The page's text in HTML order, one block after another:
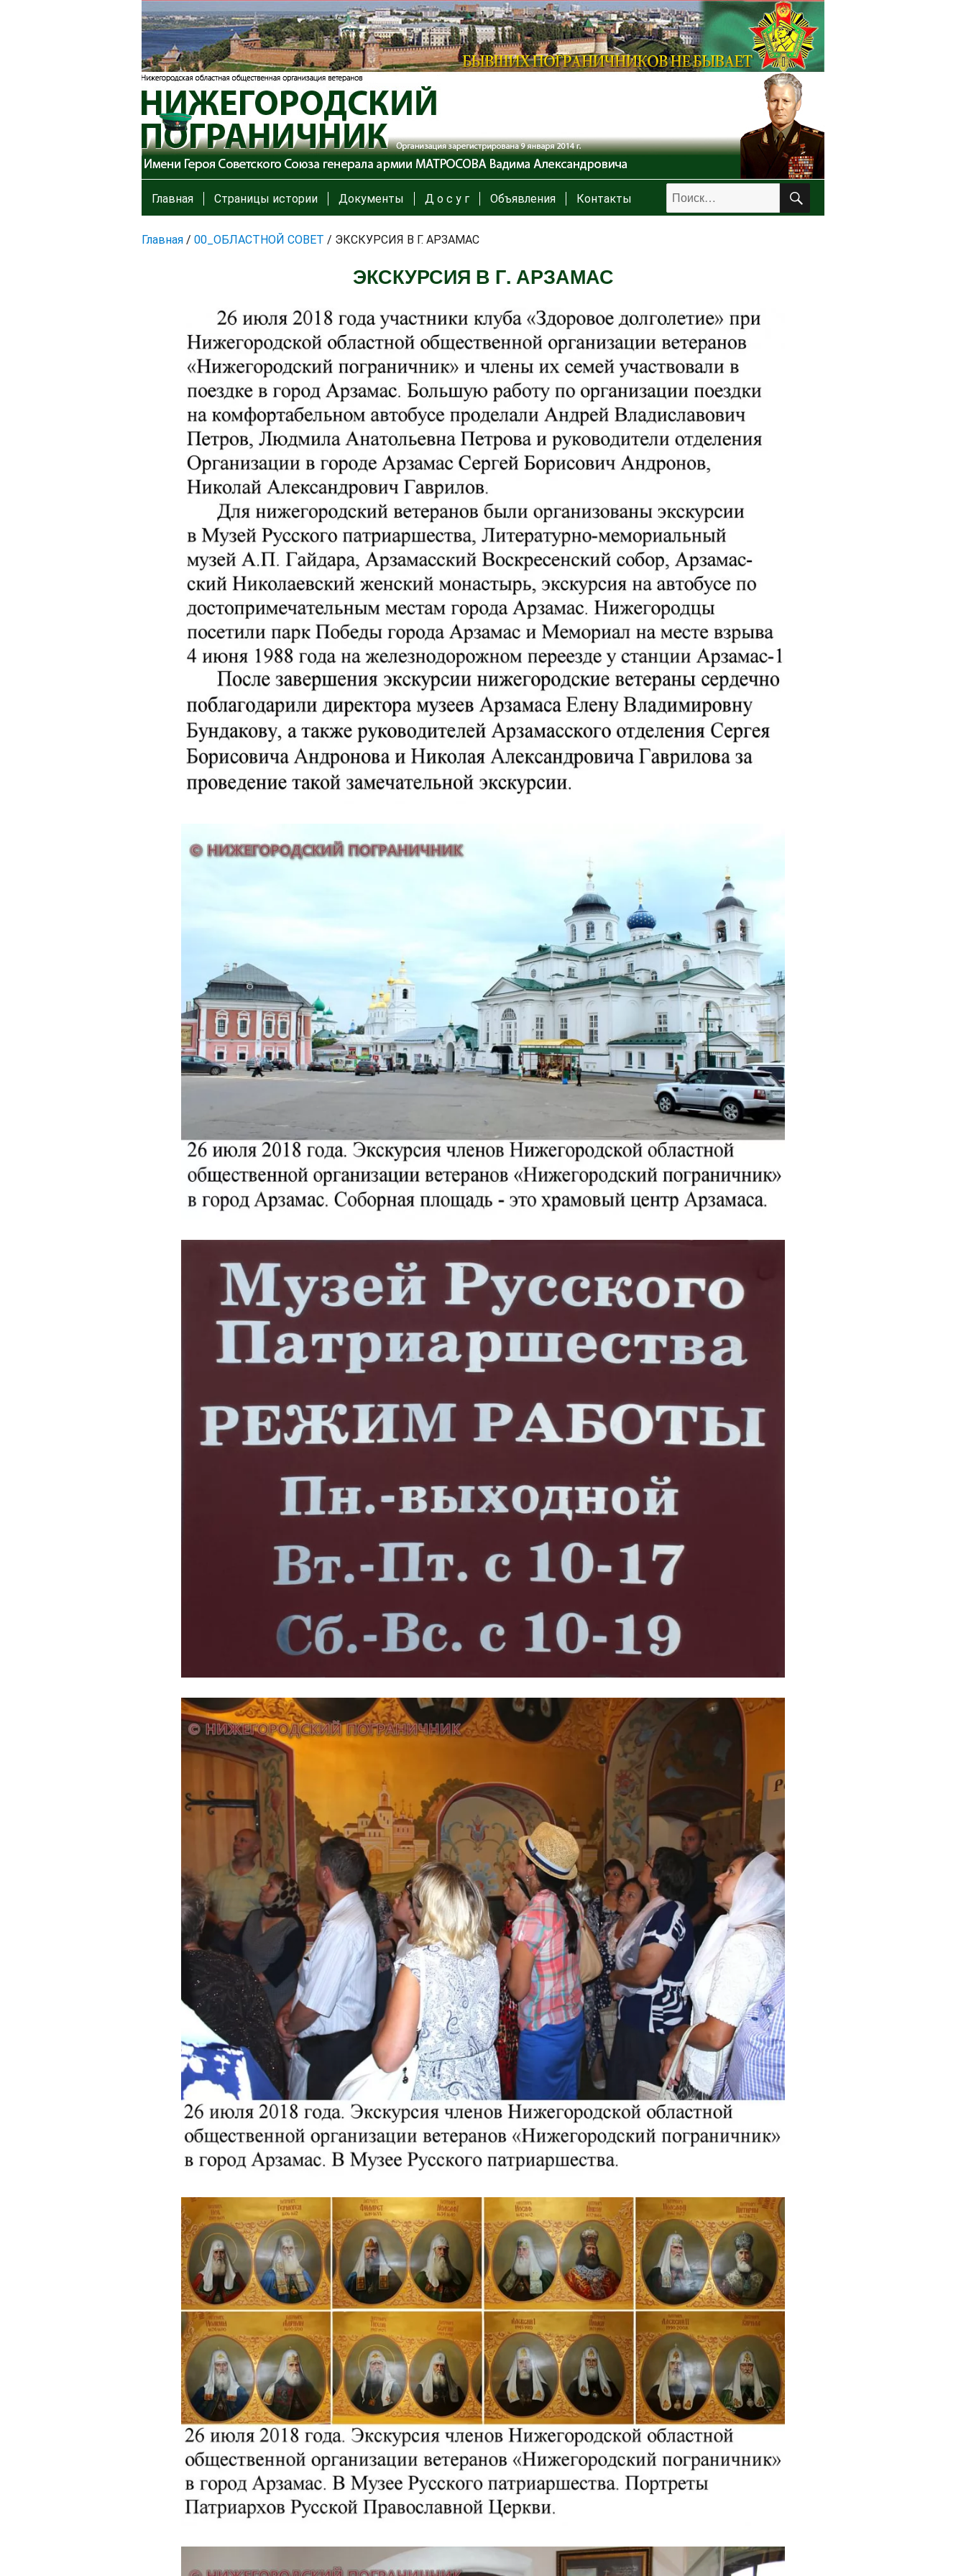
Искать: ПОИСК
Главная Страницы истории Документы Д о с у г Объявления Контакты
Главная / 00_ОБЛАСТНОЙ СОВЕТ / ЭКСКУРСИЯ В Г. АРЗАМАС
ЭКСКУРСИЯ В Г. АРЗАМАС